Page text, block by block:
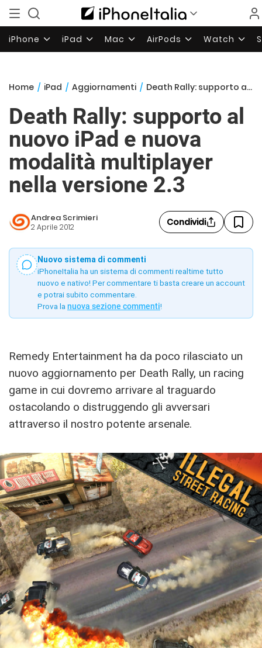
iPhone iPad Mac AirPods Watch
Home / iPad / Aggiornamenti / Death Rally: supporto al nuovo iPad e nuova modalità multiplayer nella versione 2.3
Death Rally: supporto al
nuovo iPad e nuova
modalità multiplayer
nella versione 2.3
Andrea Scrimieri
2 Aprile 2012 Condividi
Nuovo sistema di commenti
iPhoneItalia ha un sistema di commenti realtime tutto
nuovo e nativo! Per commentare ti basta creare un account
e potrai subito commentare.
Prova la nuova sezione commenti!
Remedy Entertainment ha da poco rilasciato un
nuovo aggiornamento per Death Rally, un racing
game in cui dovremo arrivare al traguardo
ostacolando o distruggendo gli avversari
attraverso il nostro potente arsenale.